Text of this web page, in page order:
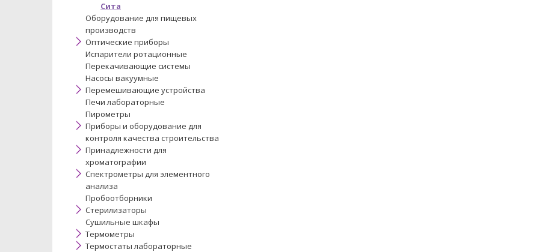
Сита
Оборудование для пищевых
производств
Оптические приборы
Испарители ротационные
Перекачивающие системы
Насосы вакуумные
Перемешивающие устройства
Печи лабораторные
Пирометры
Приборы и оборудование для
контроля качества строительства
Принадлежности для
хроматографии
Спектрометры для элементного
анализа
Пробоотборники
Стерилизаторы
Сушильные шкафы
Термометры
Термостаты лабораторные